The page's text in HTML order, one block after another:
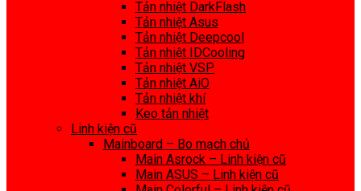
Tản nhiệt DarkFlash
Tản nhiệt Asus
Tản nhiệt Deepcool
Tản nhiệt IDCooling
Tản nhiệt VSP
Tản nhiệt AiO
Tản nhiệt khí
Keo tản nhiệt
Linh kiện cũ
Mainboard – Bo mạch chủ
Main Asrock – Linh kiện cũ
Main ASUS – Linh kiện cũ